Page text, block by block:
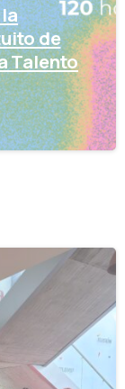
de
Talento